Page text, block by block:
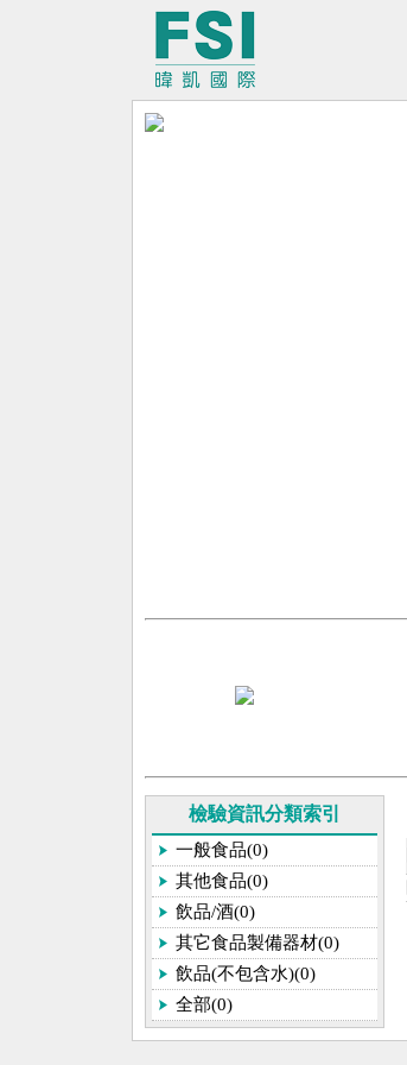
檢驗資訊分類索引
一般食品(0)
其他食品(0)
飲品/酒(0)
其它食品製備器材(0)
飲品(不包含水)(0)
全部(0)